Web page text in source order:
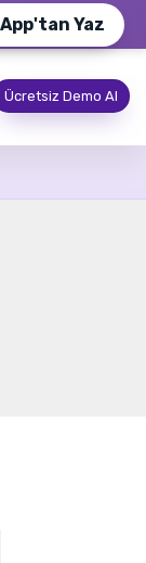
Yaz
Ücretsiz Demo Al